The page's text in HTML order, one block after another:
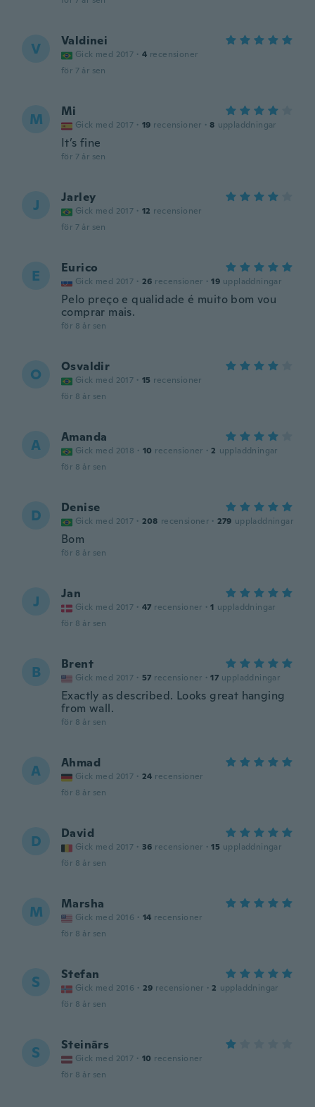
V Valdinei
Gick med 2017 · 4 recensioner
för 7 år sen
M Mi
Gick med 2017 · 19 recensioner · 8 uppladdningar
It’s fine
för 7 år sen
J Jarley
Gick med 2017 · 12 recensioner
för 7 år sen
E Eurico
Gick med 2017 · 26 recensioner · 19 uppladdningar
Pelo preço e qualidade é muito bom vou
comprar mais.
för 8 år sen
O Osvaldir
Gick med 2017 · 15 recensioner
för 8 år sen
A Amanda
Gick med 2018 · 10 recensioner · 2 uppladdningar
för 8 år sen
D Denise
Gick med 2017 · 208 recensioner · 279 uppladdningar
Bom
för 8 år sen
J Jan
Gick med 2017 · 47 recensioner · 1 uppladdningar
för 8 år sen
B Brent
Gick med 2017 · 57 recensioner · 17 uppladdningar
Exactly as described. Looks great hanging
from wall.
för 8 år sen
A Ahmad
Gick med 2017 · 24 recensioner
för 8 år sen
D David
Gick med 2017 · 36 recensioner · 15 uppladdningar
för 8 år sen
M Marsha
Gick med 2016 · 14 recensioner
för 8 år sen
S Stefan
Gick med 2016 · 29 recensioner · 2 uppladdningar
för 8 år sen
S Steinārs
Gick med 2017 · 10 recensioner
för 8 år sen